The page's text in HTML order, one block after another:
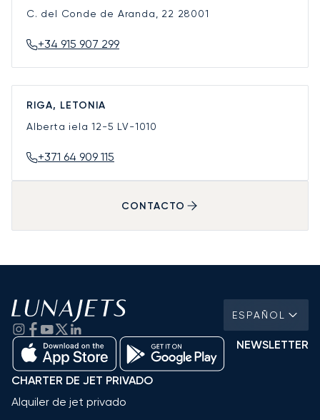
C. del Conde de Aranda, 22 28001
+34 915 907 299
RIGA, LETONIA
Alberta iela 12-5 LV-1010
+371 64 909 115
CONTACTO
ESPAÑOL
NEWSLETTER
CHARTER DE JET PRIVADO
Alquiler de jet privado